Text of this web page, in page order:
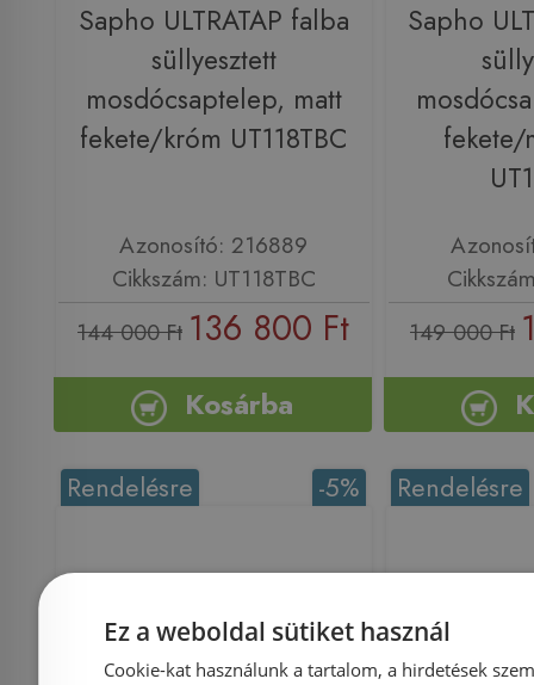
Sapho ULTRATAP falba
süllyesztett
mosdócsaptelep, matt
fekete/króm UT118TBC
Azonosító: 216889
Cikkszám: UT118TBC
144 000 Ft 136 800 Ft
Kosárba
Sapho
fekete/
149 000 Ft
-5%
Rendelésre Rendelésre
Ez a weboldal sütiket használ
Cookie-kat használunk a tartalom, a hirdetések